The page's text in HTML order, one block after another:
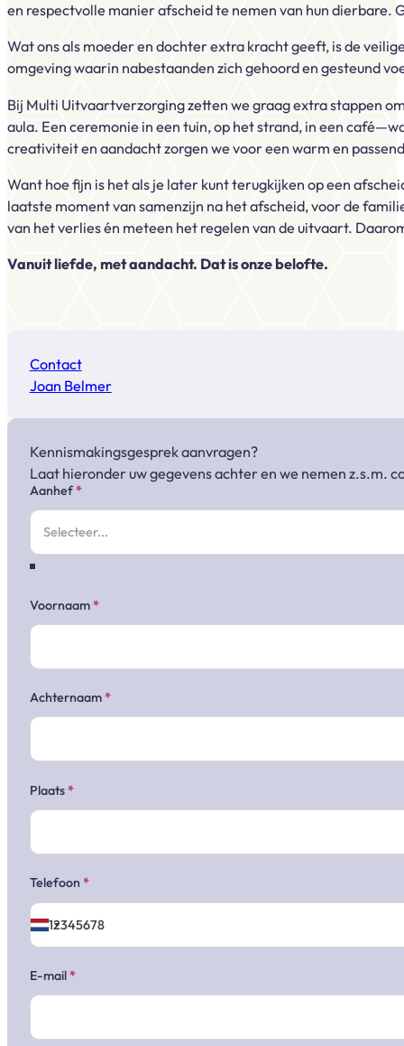
en respectvolle manier afscheid te nemen van hun dierbare.
Wat ons als moeder en dochter extra kracht geeft, is de
omgeving waarin nabestaanden zich gehoord en gesteund
Bij Multi Uitvaartverzorging zetten we graag extra stappen
aula. Een ceremonie in een tuin, op het strand, in een
creativiteit en aandacht zorgen we voor een warm en
Want hoe fijn is het als je later kunt terugkijken op een
laatste moment van samenzijn na het afscheid, voor de
van het verlies én meteen het regelen van de uitvaart.
Vanuit liefde, met aandacht. Dat is onze belofte.
Contact
Joan Belmer
Kennismakingsgesprek aanvragen?
Laat hieronder uw gegevens achter en we nemen z.s.m.
Sectie
Aanhef*
Voornaam*
Achternaam*
Plaats*
Telefoon *
E-mail*